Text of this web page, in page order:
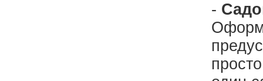
-